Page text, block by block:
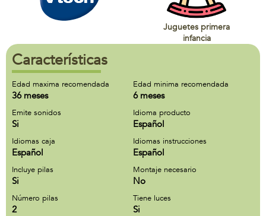
Juguetes primera
infancia
Características
Edad maxima recomendada
36 meses
Edad minima recomendada
6 meses
Emite sonidos
Si
Idioma producto
Español
Idiomas caja
Español
Idiomas instrucciones
Español
Incluye pilas
Si
Montaje necesario
No
Número pilas
2
Tiene luces
Si